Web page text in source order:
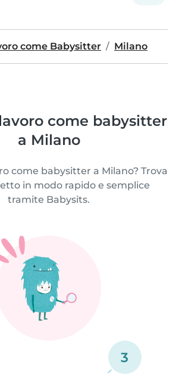
come Babysitter Milano
come babysitter
a Milano
come babysitter a Milano? Trova
in modo rapido e semplice
tramite Babysits.
3